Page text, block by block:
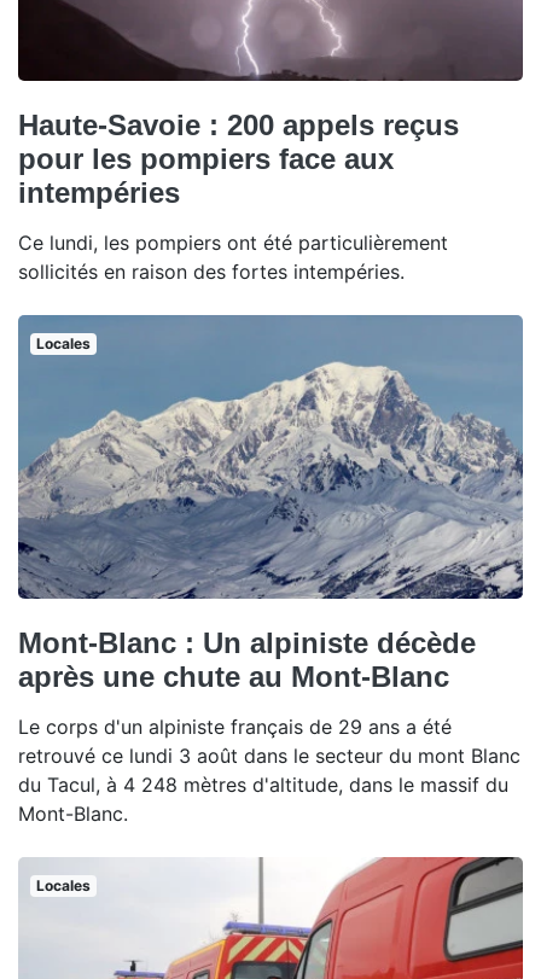
Haute-Savoie : 200 appels reçus
pour les pompiers face aux
intempéries
Ce lundi, les pompiers ont été particulièrement
sollicités en raison des fortes intempéries.
Locales
Mont-Blanc : Un alpiniste décède
après une chute au Mont-Blanc
Le corps d'un alpiniste français de 29 ans a été
retrouvé ce lundi 3 août dans le secteur du mont Blanc
du Tacul, à 4 248 mètres d'altitude, dans le massif du
Mont-Blanc.
Locales